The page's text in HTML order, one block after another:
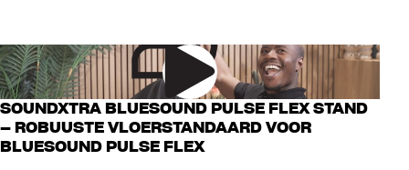
SOUNDXTRA BLUESOUND PULSE FLEX STAND
– ROBUUSTE VLOERSTANDAARD VOOR
BLUESOUND PULSE FLEX